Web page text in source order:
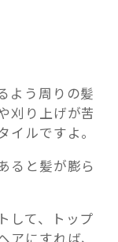
よう周りの髪
刈り上げが苦
ルですよ。
ると髪が膨ら
して、トップ
アにすれば、